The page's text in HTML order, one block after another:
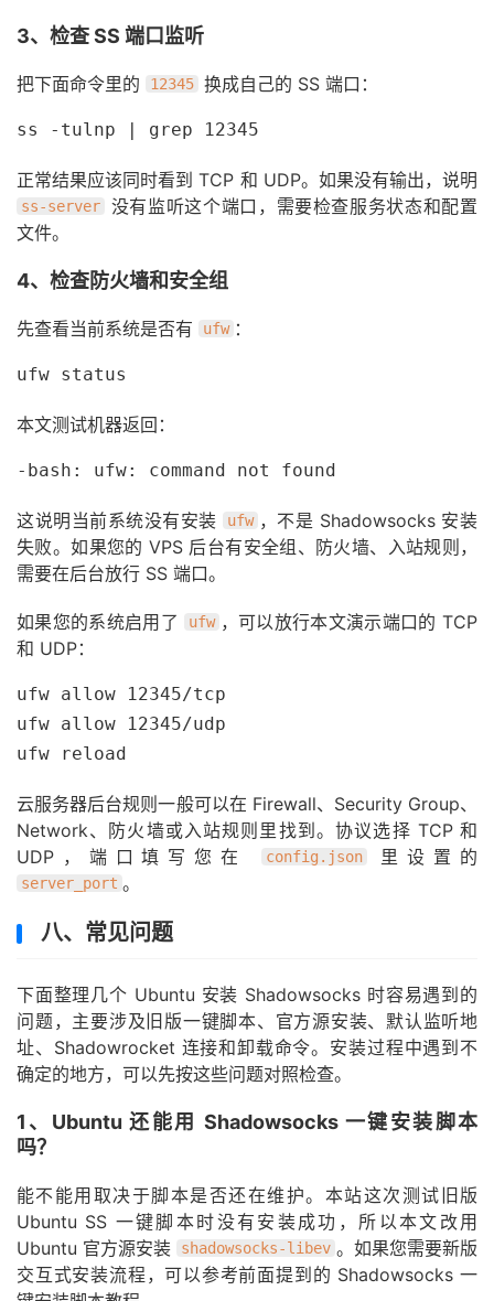
3、检查 SS 端口监听
把下面命令里的 12345 换成自己的 SS 端口：
ss -tulnp | grep 12345
正常结果应该同时看到 TCP 和 UDP。如果没有输出，说明
ss-server
没有监听这个端口，需要检查服务状态和配置
文件。
4、检查防火墙和安全组
先查看当前系统是否有 ufw ：
ufw status
本文测试机器返回：
-bash: ufw: command not found
这说明当前系统没有安装 ufw ，不是 Shadowsocks 安装
失败。如果您的 VPS 后台有安全组、防火墙、入站规则，
需要在后台放行 SS 端口。
如果您的系统启用了 ufw ，可以放行本文演示端口的 TCP
和 UDP：
ufw allow 12345/tcp
ufw allow 12345/udp
ufw reload
云服务器后台规则一般可以在 Firewall、Security Group、
Network、防火墙或入站规则里找到。协议选择 TCP 和
UDP，端口填写您在
config.json 里设置的
server_port 。
八、常见问题
下面整理几个 Ubuntu 安装 Shadowsocks 时容易遇到的
问题，主要涉及旧版一键脚本、官方源安装、默认监听地
址、Shadowrocket 连接和卸载命令。安装过程中遇到不
确定的地方，可以先按这些问题对照检查。
1、Ubuntu 还能用 Shadowsocks 一键安装脚本
吗？
能不能用取决于脚本是否还在维护。本站这次测试旧版
Ubuntu SS 一键脚本时没有安装成功，所以本文改用
Ubuntu 官方源安装
shadowsocks-libev 。如果您需要新版
交互式安装流程，可以参考前面提到的 Shadowsocks 一